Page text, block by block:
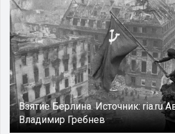
Взятие Берлина.Источник:ria.ru
Владимир Гребнев